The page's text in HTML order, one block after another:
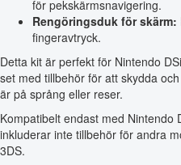
för pekskärmsnavigering.
Rengöringsduk för skärm:
fingeravtryck.
Detta kit är perfekt för Nintendo
set med tillbehör för att skydda
är på språng eller reser.
Kompatibelt endast med Nintendo
inkluderar inte tillbehör för andra
3DS.